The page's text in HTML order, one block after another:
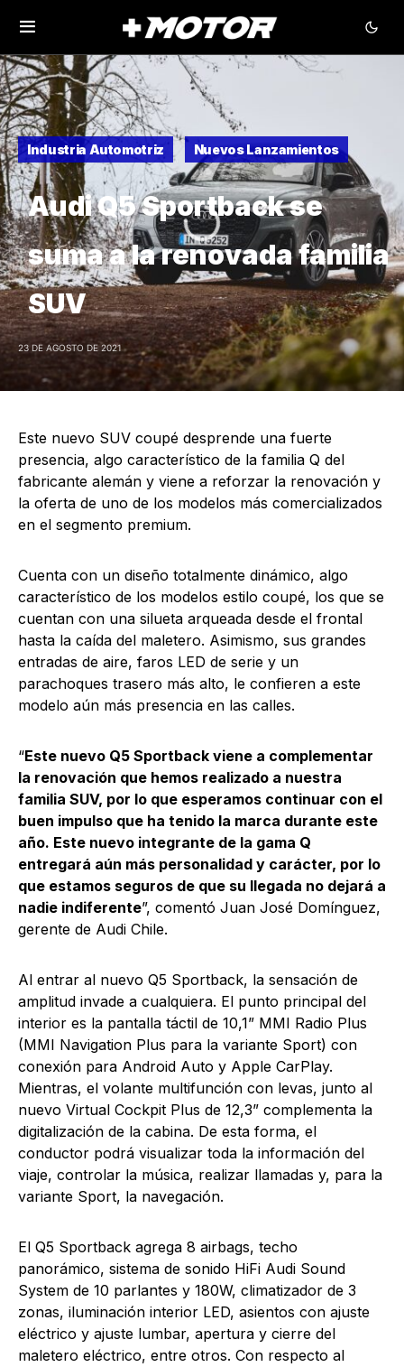
Industria Automotriz Nuevos Lanzamientos
Audi Q5 Sportback se
suma a la renovada familia
SUV
23 DE AGOSTO DE 2021
Este nuevo SUV coupé desprende una fuerte
presencia, algo característico de la familia Q del
fabricante alemán y viene a reforzar la renovación y
la oferta de uno de los modelos más comercializados
en el segmento premium.
Cuenta con un diseño totalmente dinámico, algo
característico de los modelos estilo coupé, los que se
cuentan con una silueta arqueada desde el frontal
hasta la caída del maletero. Asimismo, sus grandes
entradas de aire, faros LED de serie y un
parachoques trasero más alto, le confieren a este
modelo aún más presencia en las calles.
“Este nuevo Q5 Sportback viene a complementar
la renovación que hemos realizado a nuestra
familia SUV, por lo que esperamos continuar con el
buen impulso que ha tenido la marca durante este
año. Este nuevo integrante de la gama Q
entregará aún más personalidad y carácter, por lo
que estamos seguros de que su llegada no dejará a
nadie indiferente”, comentó Juan José Domínguez,
gerente de Audi Chile.
Al entrar al nuevo Q5 Sportback, la sensación de
amplitud invade a cualquiera. El punto principal del
interior es la pantalla táctil de 10,1” MMI Radio Plus
(MMI Navigation Plus para la variante Sport) con
conexión para Android Auto y Apple CarPlay.
Mientras, el volante multifunción con levas, junto al
nuevo Virtual Cockpit Plus de 12,3” complementa la
digitalización de la cabina. De esta forma, el
conductor podrá visualizar toda la información del
viaje, controlar la música, realizar llamadas y, para la
variante Sport, la navegación.
El Q5 Sportback agrega 8 airbags, techo
panorámico, sistema de sonido HiFi Audi Sound
System de 10 parlantes y 180W, climatizador de 3
zonas, iluminación interior LED, asientos con ajuste
eléctrico y ajuste lumbar, apertura y cierre del
maletero eléctrico, entre otros. Con respecto al